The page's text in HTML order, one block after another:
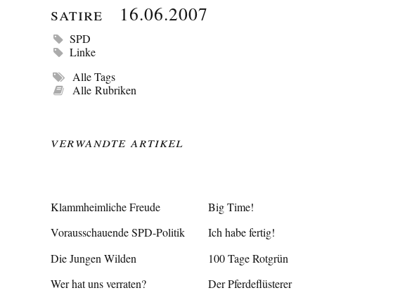
Satire 16.06.2007
SPD
Linke
Alle Tags
Alle Rubriken
Verwandte Artikel
Klammheimliche Freude
Big Time!
Vorausschauende SPD-Politik
Ich habe fertig!
Die Jungen Wilden
100 Tage Rotgrün
Wer hat uns verraten?
Der Pferdeflüsterer